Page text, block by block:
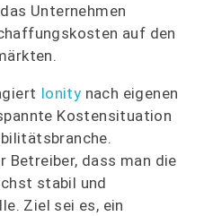
Unternehmen
auf den
Ionity nach eigenen
Kostensituation
dass man die
stabil und
Ziel sei es, ein